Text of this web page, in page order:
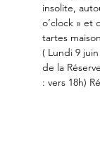
insolite,
o’clock » et
tartes
( Lundi 9
de la
: vers 18h)